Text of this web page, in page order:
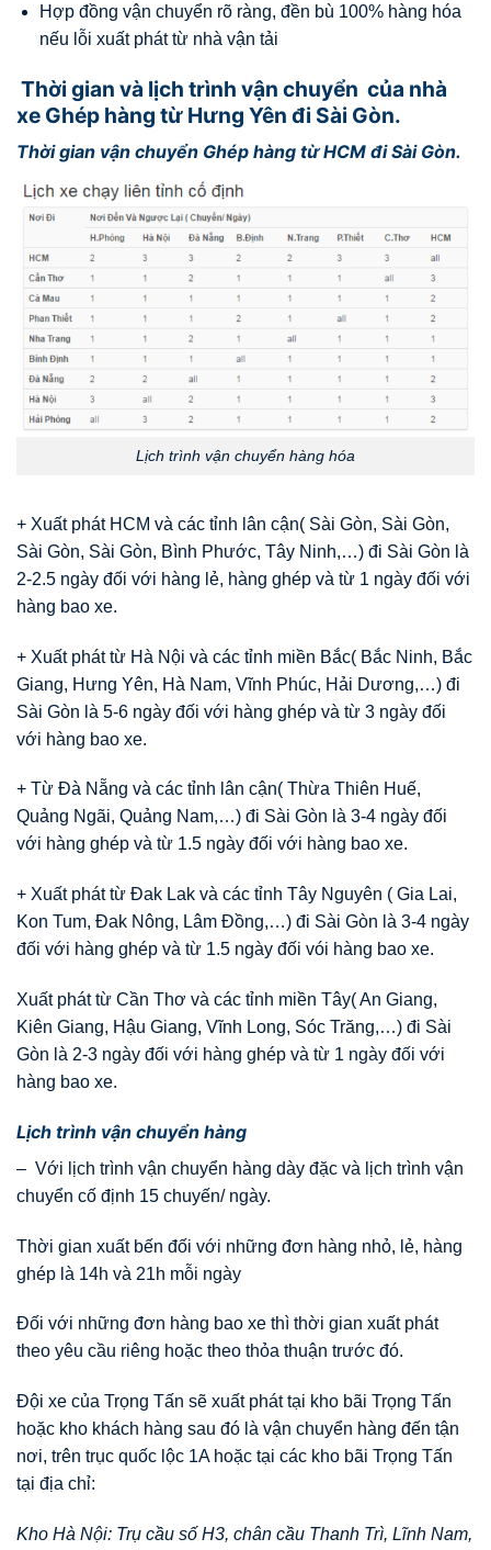
Hợp đồng vận chuyển rõ ràng, đền bù 100% hàng hóa
nếu lỗi xuất phát từ nhà vận tải
Thời gian và lịch trình vận chuyển của nhà
xe Ghép hàng từ Hưng Yên đi Sài Gòn.
Thời gian vận chuyển Ghép hàng từ HCM đi Sài Gòn.
Lịch trình vận chuyển hàng hóa
+ Xuất phát HCM và các tỉnh lân cận( Sài Gòn, Sài Gòn,
Sài Gòn, Sài Gòn, Bình Phước, Tây Ninh,…) đi Sài Gòn là
2-2.5 ngày đối với hàng lẻ, hàng ghép và từ 1 ngày đối với
hàng bao xe.
+ Xuất phát từ Hà Nội và các tỉnh miền Bắc( Bắc Ninh, Bắc
Giang, Hưng Yên, Hà Nam, Vĩnh Phúc, Hải Dương,…) đi
Sài Gòn là 5-6 ngày đối với hàng ghép và từ 3 ngày đối
với hàng bao xe.
+ Từ Đà Nẵng và các tỉnh lân cận( Thừa Thiên Huế,
Quảng Ngãi, Quảng Nam,…) đi Sài Gòn là 3-4 ngày đối
với hàng ghép và từ 1.5 ngày đối với hàng bao xe.
+ Xuất phát từ Đak Lak và các tỉnh Tây Nguyên ( Gia Lai,
Kon Tum, Đak Nông, Lâm Đồng,…) đi Sài Gòn là 3-4 ngày
đối với hàng ghép và từ 1.5 ngày đối vói hàng bao xe.
Xuất phát từ Cần Thơ và các tỉnh miền Tây( An Giang,
Kiên Giang, Hậu Giang, Vĩnh Long, Sóc Trăng,…) đi Sài
Gòn là 2-3 ngày đối với hàng ghép và từ 1 ngày đối với
hàng bao xe.
Lịch trình vận chuyển hàng
– Với lịch trình vận chuyển hàng dày đặc và lịch trình vận
chuyển cố định 15 chuyến/ ngày.
Thời gian xuất bến đối với những đơn hàng nhỏ, lẻ, hàng
ghép là 14h và 21h mỗi ngày
Đối với những đơn hàng bao xe thì thời gian xuất phát
theo yêu cầu riêng hoặc theo thỏa thuận trước đó.
Đội xe của Trọng Tấn sẽ xuất phát tại kho bãi Trọng Tấn
hoặc kho khách hàng sau đó là vận chuyển hàng đến tận
nơi, trên trục quốc lộc 1A hoặc tại các kho bãi Trọng Tấn
tại địa chỉ:
Kho Hà Nội: Trụ cầu số H3, chân cầu Thanh Trì, Lĩnh Nam,